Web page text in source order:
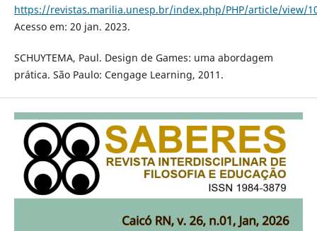
https://revistas.marilia.unesp.br/index.php/PHP/article/view/
Acesso em: 20 jan. 2023.
SCHUYTEMA, Paul. Design de Games: uma abordagem
prática. São Paulo: Cengage Learning, 2011.